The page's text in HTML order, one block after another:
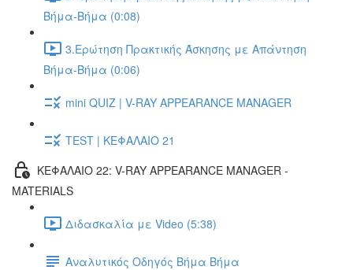
Βήμα-Βήμα (0:08)
3.Ερώτηση Πρακτικής Άσκησης με Απάντηση
Βήμα-Βήμα (0:06)
mini QUIZ | V-RAY APPEARANCE MANAGER
TEST | ΚΕΦΑΛΑΙΟ 21
ΚΕΦΑΛΑΙΟ 22: V-RAY APPEARANCE MANAGER -
MATERIALS
Διδασκαλία με Video (5:38)
Αναλυτικός Οδηγός Βήμα Βήμα